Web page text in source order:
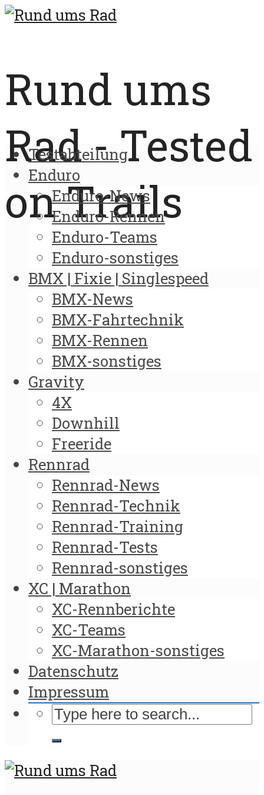
Rund ums
Rad - Tested
on Trails
Testabteilung
Enduro
Enduro-News
Enduro-Rennen
Enduro-Teams
Enduro-sonstiges
BMX | Fixie | Singlespeed
BMX-News
BMX-Fahrtechnik
BMX-Rennen
BMX-sonstiges
Gravity
4X
Downhill
Freeride
Rennrad
Rennrad-News
Rennrad-Technik
Rennrad-Training
Rennrad-Tests
Rennrad-sonstiges
XC | Marathon
XC-Rennberichte
XC-Teams
XC-Marathon-sonstiges
Datenschutz
Impressum